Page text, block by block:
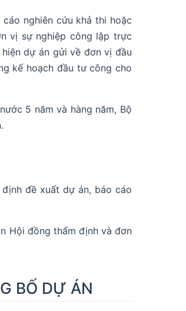
nghiên cứu khả thi hoặc
vị sự nghiệp công lập trực
dự án gửi về đơn vị đầu
kế hoạch đầu tư công cho
5 năm và hàng năm, Bộ
đề xuất dự án, báo cáo
Hội đồng thẩm định và đơn
BỐ DỰ ÁN